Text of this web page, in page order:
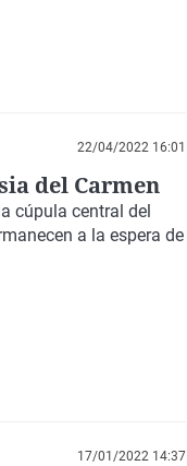
22/04/2022 16:01
del Carmen
cúpula central del
a la espera de
17/01/2022 14:37